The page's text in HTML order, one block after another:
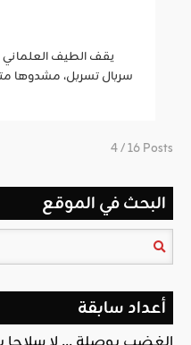
يقف الطيف العلماني
سربال تسربل، مشدوها
4 / 16 Posts
البحث في الموقع
أعداد سابقة